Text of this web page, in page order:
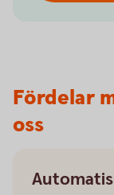
Fördelar
oss